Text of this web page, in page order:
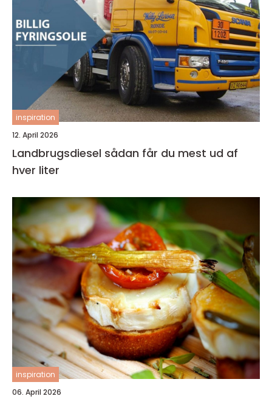
inspiration
12. April 2026
Landbrugsdiesel sådan får du mest ud af
hver liter
inspiration
06. April 2026